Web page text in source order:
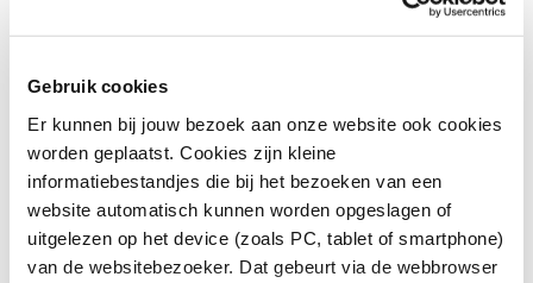
Gebruik cookies
Er kunnen bij jouw bezoek aan onze website ook cookies
worden geplaatst. Cookies zijn kleine
informatiebestandjes die bij het bezoeken van een
website automatisch kunnen worden opgeslagen of
uitgelezen op het device (zoals PC, tablet of smartphone)
van de websitebezoeker. Dat gebeurt via de webbrowser